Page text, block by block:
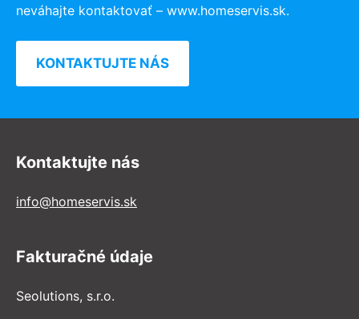
neváhajte kontaktovať – www.homeservis.sk.
KONTAKTUJTE NÁS
Kontaktujte nás
info@homeservis.sk
Fakturačné údaje
Seolutions, s.r.o.